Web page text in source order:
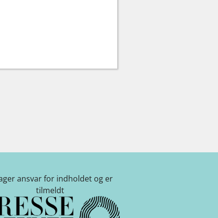
ansvar for indholdet og er
tilmeldt